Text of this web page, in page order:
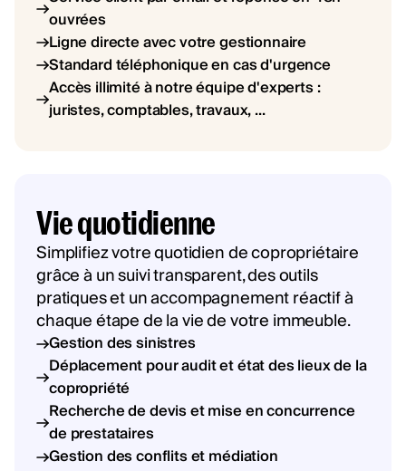
ouvrées
Ligne directe avec votre gestionnaire
Standard téléphonique en cas d'urgence
Accès illimité à notre équipe d'experts :
juristes, comptables, travaux, ...
Vie quotidienne
Simplifiez votre quotidien de copropriétaire
grâce à un suivi transparent, des outils
pratiques et un accompagnement réactif à
chaque étape de la vie de votre immeuble.
Gestion des sinistres
Déplacement pour audit et état des lieux de la
copropriété
Recherche de devis et mise en concurrence
de prestataires
Gestion des conflits et médiation